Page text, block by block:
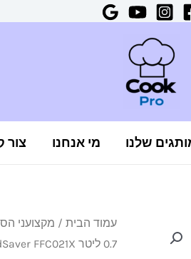
שלנו מי אנחנו צור
עמוד הבית / מקצועני
0.7 ליטר FoodSaver FFC021X
כמות
של